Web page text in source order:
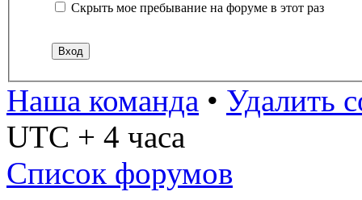
Скрыть мое пребывание на форуме в этот раз
Наша команда • Удалить
UTC + 4 часа
Список форумов